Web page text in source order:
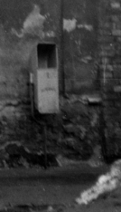
1963 · Budapest
Thököly út 30. A kép forrását kérjük így adja meg: Fortepan /